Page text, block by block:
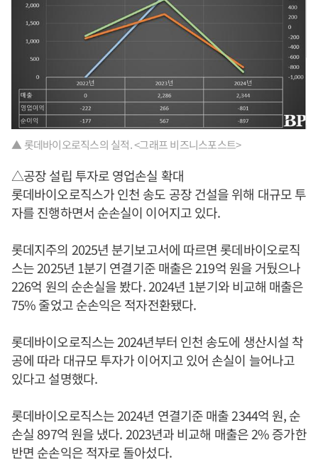
▲ 롯데바이오로직스의 실적. <그래프 비즈니스포스트>
△공장 설립 투자로 영업손실 확대
롯데바이오로직스가 인천 송도 공장 건설을 위해 대규모 투
자를 진행하면서 순손실이 이어지고 있다.
롯데지주의 2025년 분기보고서에 따르면 롯데바이오로직
스는 2025년 1분기 연결기준 매출은 219억 원을 거뒀으나
226억 원의 순손실을 봤다. 2024년 1분기와 비교해 매출은
75% 줄었고 순손익은 적자전환됐다.
롯데바이오로직스는 2024년부터 인천 송도에 생산시설 착
공에 따라 대규모 투자가 이어지고 있어 손실이 늘어나고
있다고 설명했다.
롯데바이오로직스는 2024년 연결기준 매출 2344억 원, 순
손실 897억 원을 냈다. 2023년과 비교해 매출은 2% 증가한
반면 순손익은 적자로 돌아섰다.